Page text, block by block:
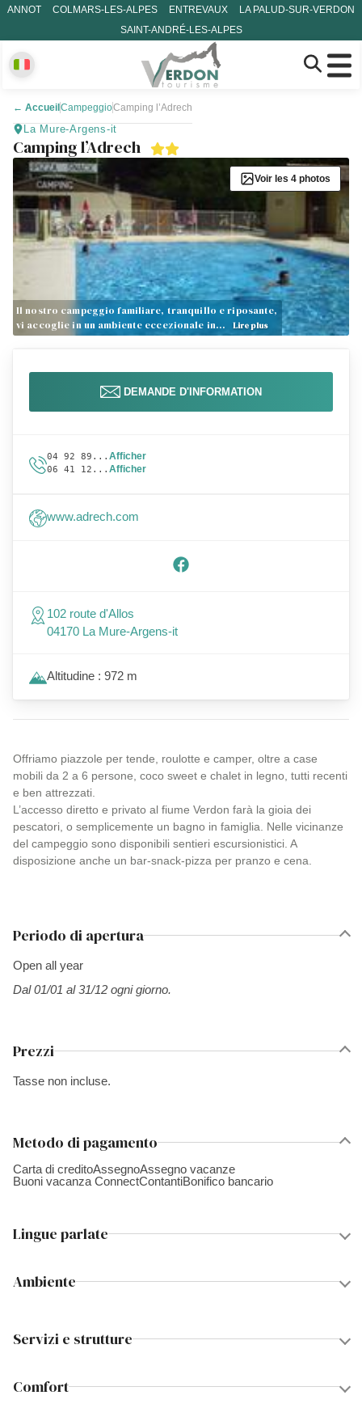
ANNOT COLMARS-LES-ALPES ENTREVAUX
LA PALUD-SUR-VERDON
SAINT-ANDRÉ-LES-ALPES
← Accueil CampeggioCamping l’Adrech
La Mure-Argens-it
Camping l’Adrech
Il nostro campeggio familiare, tranquillo e riposante,
vi accoglie in un ambiente eccezionale in…
Lire plus
Voir les 4 photos
Offriamo piazzole per tende, roulotte e camper, oltre a case
mobili da 2 a 6 persone, coco sweet e chalet in legno, tutti recenti
e ben attrezzati.
L’accesso diretto e privato al fiume Verdon farà la gioia dei
pescatori, o semplicemente un bagno in famiglia. Nelle vicinanze
del campeggio sono disponibili sentieri escursionistici. A
disposizione anche un bar-snack-pizza per pranzo e cena.
Periodo di apertura
Open all year
Dal 01/01 al 31/12 ogni giorno.
Prezzi
Tasse non incluse.
Metodo di pagamento
Carta di creditoAssegnoAssegno vacanze
Buoni vacanza ConnectContantiBonifico bancario
Lingue parlate
Ambiente
Servizi e strutture
Comfort
DEMANDE D'INFORMATION
04 92 89... Afficher
06 41 12... Afficher
www.adrech.com
102 route d'Allos
04170 La Mure-Argens-it
Altitudine : 972 m